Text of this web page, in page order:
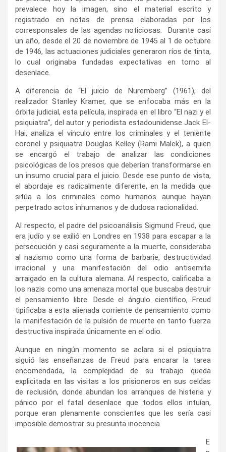
prevalece hoy la imagen, sino el material escrito y
registrado en notas de prensa elaboradas por los
corresponsales de las agendas noticiosas. Durante casi
un año, desdeel 20 de noviembre de 1945 al 1 de octubre
de 1946, las actuaciones judiciales generaron ríos de tinta,
lo cual originaba fundadas expectativas en torno al
desenlace.
A diferencia de “El juicio de Nuremberg” (1961), del
realizador Stanley Kramer, que se enfocaba más en la
órbita judicial, esta película, inspirada en el libro “El nazi y el
psiquiatra”, del autor y periodista estadounidenseJack El-
Hai, analiza el vínculo entre los criminales y el teniente
coronel y psiquiatra Douglas Kelley (Rami Malek), a quien
se encargó el trabajo de analizar las condiciones
psicológicas de los presos que deberían transformarse en
un insumo crucial para el juicio. Desde ese punto de vista,
el abordaje es radicalmente diferente, en la medida que
sitúa a los criminales como humanos aunque hayan
perpetrado actos inhumanos y de dudosa racionalidad.
Al respecto, el padre del psicoanálisis Sigmund Freud, que
era judío y se exilió en Londres en 1938 para escapar a la
persecución y casi seguramente a la muerte, consideraba
al nazismo como una forma de barbarie, destructividad
irracional y una manifestación del odio antisemita
arraigado en la cultura alemana.Al respecto, calificaba a
los nazis como una amenaza mortal que buscaba destruir
el pensamiento libre. Desde el ángulo científico, Freud
tipificaba a esta alienada corriente de pensamiento como
la manifestación de la pulsión de muerte en tanto fuerza
destructiva inspirada únicamente en el odio.
Aunque en ningún momento se aclara si el psiquiatra
siguió las enseñanzas de Freud para encarar la tarea
encomendada, la complejidad de su trabajo queda
explicitada en las visitas a los prisioneros en sus celdas
de reclusión, donde abundan los arranques de histeria y
pánico por el fatal desenlace que todos ellos intuían,
porque eran plenamente conscientes que les sería casi
imposible demostrar su presunta inocencia.
E